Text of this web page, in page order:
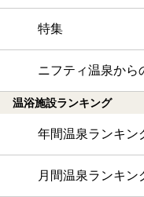
特集
ニフティ温泉から
温浴施設ランキング
年間温泉ランキン
月間温泉ランキン